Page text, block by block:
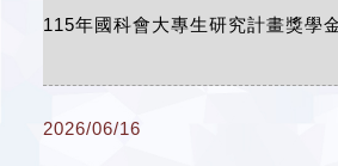
115年國科會大專生研究計畫獎學
2026/06/16